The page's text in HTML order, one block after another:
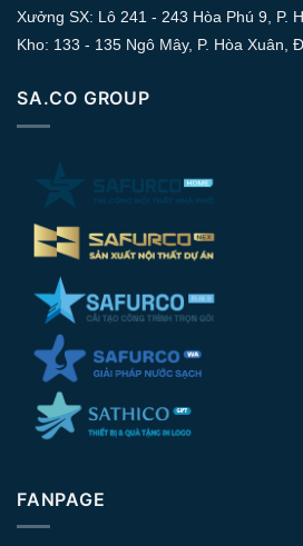
Xưởng SX: Lô 241 - 243 Hòa Phú 9, P.
Kho: 133 - 135 Ngô Mây, P. Hòa Xuân,
SA.CO GROUP
FANPAGE